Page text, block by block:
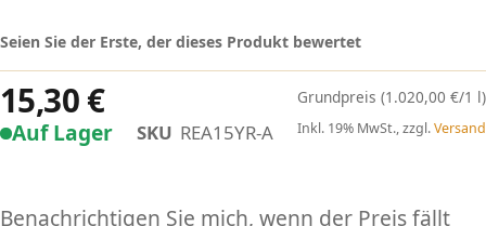
Auf Lager SKU REA15YR-A
Seien Sie der Erste, der dieses Produkt bewertet
15,30 € (1.020,00 €/1 l)
Inkl. 19% MwSt., zzgl.Versand
Benachrichtigen Sie mich, wenn der Preis fällt